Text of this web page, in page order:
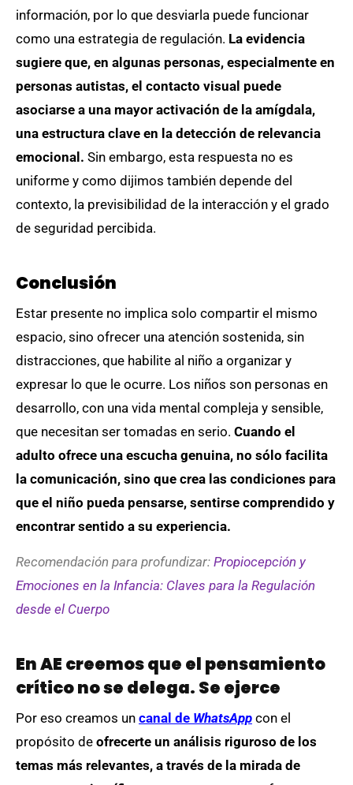
información, por lo que desviarla puede funcionar
como una estrategia de regulación. La evidencia
sugiere que, en algunas personas, especialmente en
personas autistas, el contacto visual puede
asociarse a una mayor activación de la amígdala,
una estructura clave en la detección de relevancia
emocional. Sin embargo, esta respuesta no es
uniforme y como dijimos también depende del
contexto, la previsibilidad de la interacción y el grado
de seguridad percibida.
Conclusión
Estar presente no implica solo compartir el mismo
espacio, sino ofrecer una atención sostenida, sin
distracciones, que habilite al niño a organizar y
expresar lo que le ocurre. Los niños son personas en
desarrollo, con una vida mental compleja y sensible,
que necesitan ser tomadas en serio. Cuando el
adulto ofrece una escucha genuina, no sólo facilita
la comunicación, sino que crea las condiciones para
que el niño pueda pensarse, sentirse comprendido y
encontrar sentido a su experiencia.
Recomendación para profundizar: Propiocepción y
Emociones en la Infancia: Claves para la Regulación
desde el Cuerpo
En AE creemos que el pensamiento
crítico no se delega. Se ejerce
Por eso creamos un canal de WhatsApp con el
propósito de ofrecerte un análisis riguroso de los
temas más relevantes, a través de la mirada de